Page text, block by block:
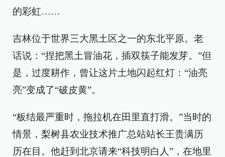
的彩虹……
吉林位于世界三大黑土区之一的东北平原。老
话说：“捏把黑土冒油花，插双筷子能发芽。”但
是，过度耕作，曾让这片土地闪起红灯：“油亮
亮”变成了“破皮黄”。
“板结最严重时，拖拉机在田里直打滑。”当时的
情景，梨树县农业技术推广总站站长王贵满历
历在目。他赶到北京请来“科技明白人”，在地里